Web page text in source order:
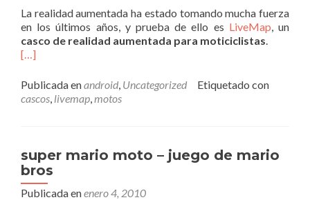
La realidad aumentada ha estado tomando mucha fuerza
en los últimos años, y prueba de ello es LiveMap, un
casco de realidad aumentada para moticiclistas.
[…]
Publicada enandroid, Uncategorized
Etiquetado con
cascos, livemap,motos
super mario moto – juego de mario
bros
Publicada enenero 4, 2010